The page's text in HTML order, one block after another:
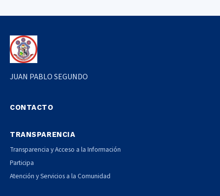
JUAN PABLO SEGUNDO
CONTACTO
TRANSPARENCIA
Transparencia y Acceso a la Información
Participa
Atención y Servicios a la Comunidad